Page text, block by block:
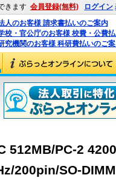
きます 会員登録(無料) ログイン
人のお客様 請求書払いのご案内
校・官公庁のお客様 校費・公費
究機関のお客様 科研費払いのご
512MB/PC-2
200pin/SO-